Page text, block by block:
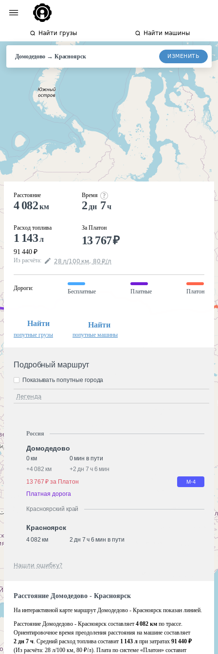
Найти грузы Найти машины
Домодедово → Красноярск ИЗМЕНИТЬ
Расстояние
4 082км
Расход топлива
1 143л
91 440 ₽
Время
2 дн 7ч
За Платон
13 767₽
Из расчёта: 28 л/100 км, 80 ₽/л
Дороги:
Бесплатные Платные Платон
Найти
попутные грузы
Найти
попутные машины
Подробный маршрут
Легенда
Показывать попутные города
Россия
Домодедово
0 км
0 мин в пути
+4 082 км +2 дн 7 ч 6 мин
13 767 ₽ за Платон
М-4
Платная дорога
Красноярский край
Красноярск
4 082 км 2 дн 7 ч 6 мин в пути
Нашли ошибку?
Расстояние Домодедово - Красноярск
На интерактивной карте маршрут Домодедово - Красноярск показан линией.
Расстояние Домодедово - Красноярск составляет 4 082 км по трассе.
Ориентировочное время преодоления расстояния на машине составляет
2 дн 7 ч. Средний расход топлива составит 1 143 л при затратах 91 440 ₽
(Из расчёта: 28 л/100 км, 80 ₽/л). Плата по системе «Платон» составит